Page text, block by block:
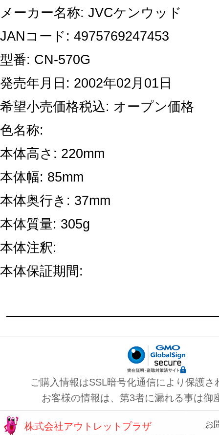
メーカー名称: JVCケンウッド
JANコード: 4975769247453
型番: CN-570G
発売年月日: 2002年02月01日
希望小売価格税込: オープン価格
色名称:
本体高さ: 220mm
本体幅: 85mm
本体奥行き: 37mm
本体質量: 305g
本体注釈:
本体保証期間:
ご購入情報はSSL暗号化通信により保護さ
お客様の情報は、第3者に漏れる事は御
株式会社アウトレットプラザ お